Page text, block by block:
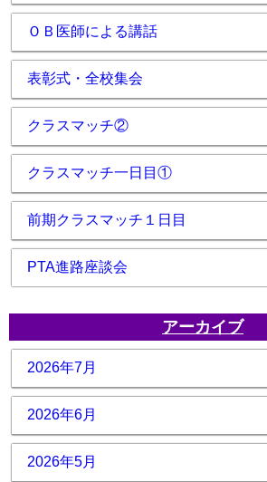
ＯＢ医師による講話
表彰式・全校集会
クラスマッチ②
クラスマッチ一日目①
前期クラスマッチ１日目
PTA進路座談会
アーカイブ
2026年7月
2026年6月
2026年5月